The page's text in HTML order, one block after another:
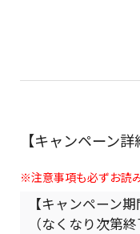
【キャンペーン詳
※注意事項も必ずお読
【キャンペーン
（なくなり次第終